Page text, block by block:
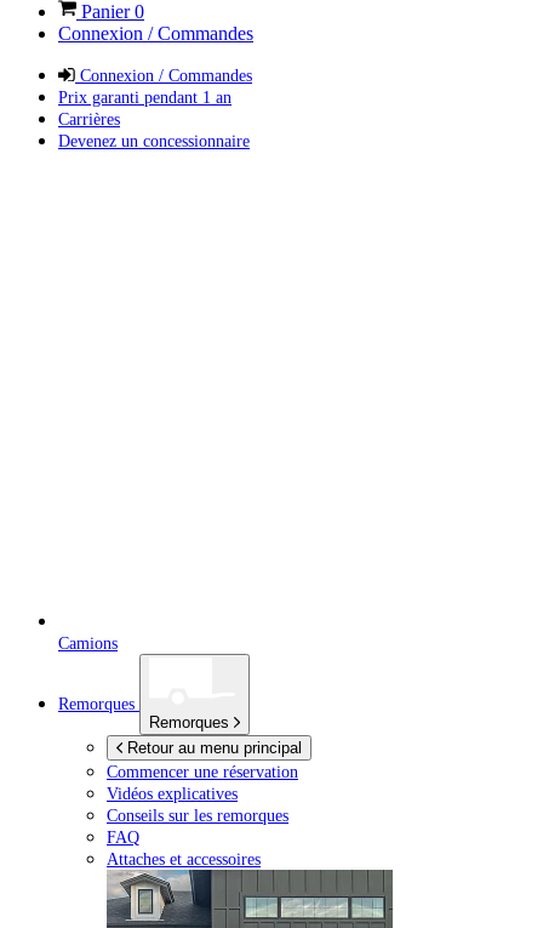
Panier0
Connexion / Commandes
Connexion / Commandes
Prix garanti pendant 1 an
Carrières
Devenez un concessionnaire
Camions
Remorques
Remorques
Retour au menu principal
Commencer une réservation
Vidéos explicatives
Conseils sur les remorques
FAQ
Attaches et accessoires